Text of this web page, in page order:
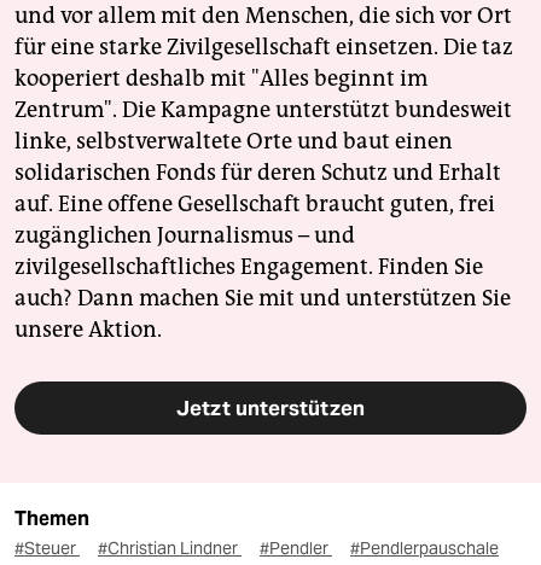
und vor allem mit den Menschen, die sich vor Ort
für eine starke Zivilgesellschaft einsetzen. Die taz
kooperiert deshalb mit "Alles beginnt im
Zentrum". Die Kampagne unterstützt bundesweit
linke, selbstverwaltete Orte und baut einen
solidarischen Fonds für deren Schutz und Erhalt
auf. Eine offene Gesellschaft braucht guten, frei
zugänglichen Journalismus – und
zivilgesellschaftliches Engagement. Finden Sie
auch? Dann machen Sie mit und unterstützen Sie
unsere Aktion.
Jetzt unterstützen
Themen
#Steuer #Christian Lindner #Pendler #Pendlerpauschale